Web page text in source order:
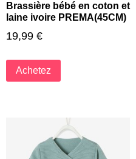
Brassière bébé en coton et
laine ivoire PREMA(45CM)
19,99 €
Achetez